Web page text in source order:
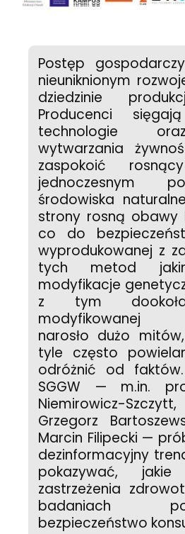
Postęp
nieuniknionym
dziedzinie
Producenci
technologie
wytwarzania
zaspokoić
jednoczesnym
środowiska
strony rosną obawy
co do
wyprodukowanej z
tych metod
modyfikacje
z tym
modyfikowanej
narosło dużo
tyle często
odróżnić od
SGGW — m.in.
Niemirowicz-
Grzegorz
Marcin Filipecki —
dezinformacyjny
pokazywać,
zastrzeżenia
badaniach
bezpieczeństwo